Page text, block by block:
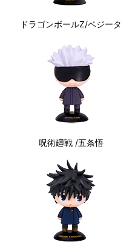
ドラゴンボールZ/ベジータ
呪術廻戦 /五条悟